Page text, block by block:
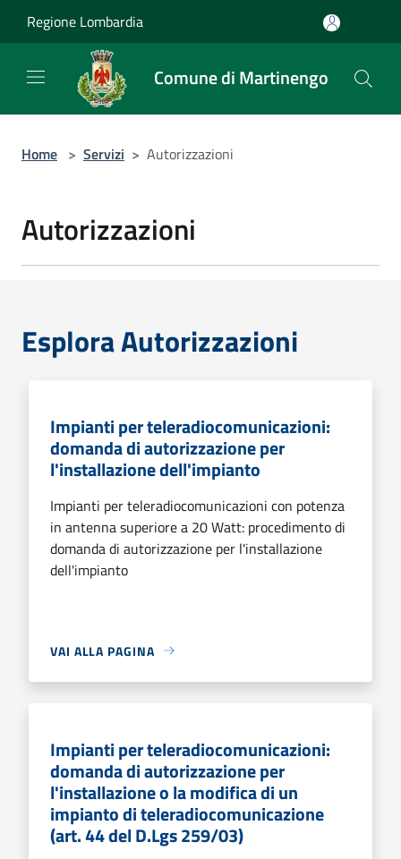
Regione Lombardia
Comune di Martinengo
Home > Servizi > Autorizzazioni
Autorizzazioni
Esplora Autorizzazioni
Impianti per teleradiocomunicazioni:
domanda di autorizzazione per
l'installazione dell'impianto
Impianti per teleradiocomunicazioni con potenza
in antenna superiore a 20 Watt: procedimento di
domanda di autorizzazione per l'installazione
dell'impianto
VAI ALLA PAGINA
Impianti per teleradiocomunicazioni:
domanda di autorizzazione per
l'installazione o la modifica di un
impianto di teleradiocomunicazione
(art. 44 del D.Lgs 259/03)